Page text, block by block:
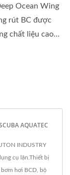
Ocean Wing
rút BC được
chất liệu cao
AQUATEC
INDUSTRY
cụ lặn.Thiết bị
bơm hơi BCD, bộ